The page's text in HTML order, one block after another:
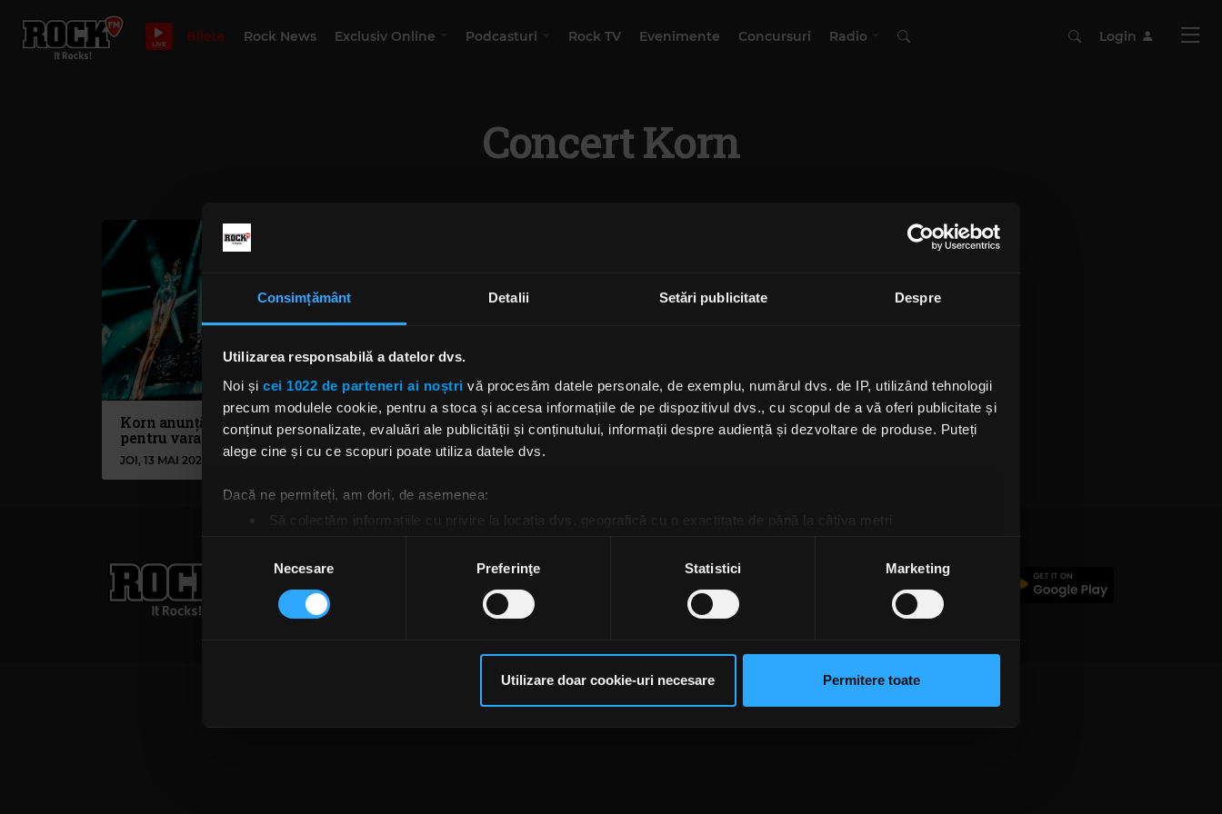
Consimțământ Detalii Setări publicitate Despre
Utilizarea responsabilă a datelor dvs.
Noi și cei 1022 de parteneri ai noștri vă procesăm datele personale, de exemplu, numărul dvs. de IP, utilizând tehnologii
precum modulele cookie, pentru a stoca și accesa informațiile de pe dispozitivul dvs., cu scopul de a vă oferi publicitate și
conținut personalizate, evaluări ale publicității și conținutului, informații despre audiență și dezvoltare de produse. Puteți
alege cine și cu ce scopuri poate utiliza datele dvs.
Dacă ne permiteți, am dori, de asemenea:
Să colectăm informațiile cu privire la locația dvs. geografică cu o exactitate de până la câțiva metri
Găsiți mai multe informații despre procesarea datelor dvs. personale și configurați-vă preferințele la
secțiunea cu detalii
Vă puteți modifica sau retrage oricând acordul din Declarația despre modulele cookie.
traficul. De asemenea, le oferim partenerilor de rețele sociale, de publicitate și de analize informații cu privire la modul în
care folosiți site-ul nostru. Aceștia le pot combina cu alte informații oferite de dvs. sau culese în urma folosirii serviciilor
consimțământului
Necesare Preferinţe Statistici Marketing
Utilizare doar cookie-uri necesare Permitere toate
LIVE Bilete Rock News Exclusiv Online Podcasturi Rock TV Evenimente Concursuri Radio Login
Concert Korn
Korn anunță un turneu
pentru vara asta
JOI, 13 MAI 2021
Korn anunță spectacolul
online „Korn: Monumental”
LUNI, 15 MARTIE 2021
021 318 8000 Contact form Date societate
Cod deontologic
Termeni și condiții
Despre cookie-uri